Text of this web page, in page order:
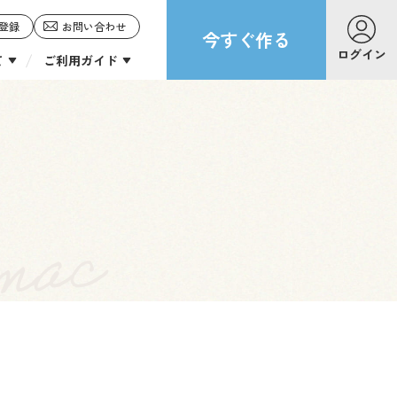
録 お問い合わせ
ご利用ガイド
今すぐ作る
ログイン